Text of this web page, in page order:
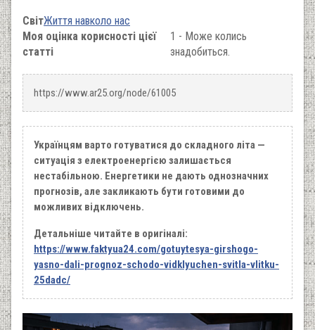
СвітЖиття навколо нас
Моя оцінка корисності цієї
статті
1 - Може колись
знадобиться.
https://www.ar25.org/node/61005
Українцям варто готуватися до складного літа —
ситуація з електроенергією залишається
нестабільною. Енергетики не дають однозначних
прогнозів, але закликають бути готовими до
можливих відключень.
Детальніше читайте в оригіналі:
https://www.faktyua24.com/gotuytesya-girshogo-
yasno-dali-prognoz-schodo-vidklyuchen-svitla-vlitku-
25dadc/